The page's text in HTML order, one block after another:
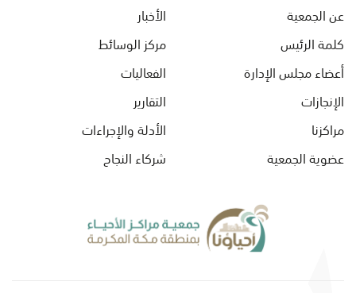
عن الجمعية
كلمة الرئيس
أعضاء مجلس الإدارة
الإنجازات
مراكزنا
عضوية الجمعية
الأخبار
مركز الوسائط
الفعاليات
التقارير
الأدلة والإجراءات
شركاء النجاح